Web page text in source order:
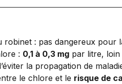
robinet : pas dangereux pour
: 0,1 à 0,3 mg par litre, loin
la propagation de
le chlore et le risque de